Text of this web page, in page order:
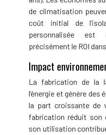
de climatisation
coût initial de
personnalisée est
précisément le ROI
Impact
La fabrication de la
l’énergie et génère des
la part croissante de
fabrication réduit son
son utilisation